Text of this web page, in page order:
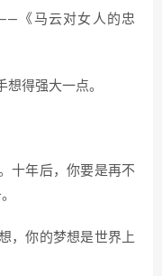
《马云对女人的忠
想得强大一点。
十年后，你要是再不
，你的梦想是世界上